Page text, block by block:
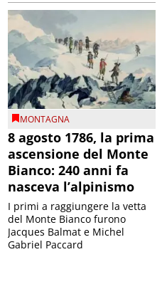
MONTAGNA
8 agosto 1786, la prima
ascensione del Monte
Bianco: 240 anni fa
nasceva l’alpinismo
I primi a raggiungere la vetta
del Monte Bianco furono
Jacques Balmat e Michel
Gabriel Paccard